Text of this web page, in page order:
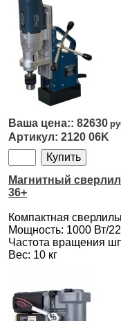
82630
2120 06K
Магнитный
36+
Компактная
Мощность: 1000 Вт/
Частота вращения
Вес: 10 кг